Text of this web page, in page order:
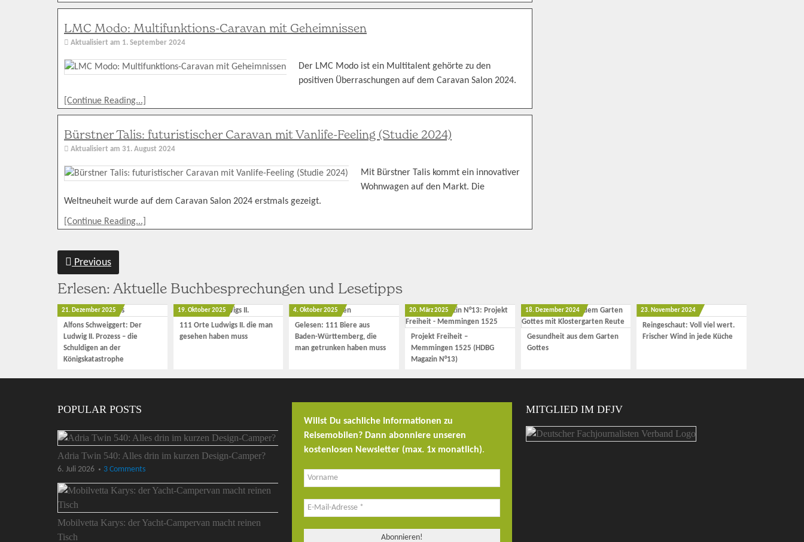
LMC Modo: Multifunktions-Caravan mit Geheimnissen
Aktualisiert am 1. September 2024
Der LMC Modo ist ein Multitalent gehörte zu den
positiven Überraschungen auf dem Caravan Salon 2024.
[Continue Reading...]
Bürstner Talis: futuristischer Caravan mit Vanlife-Feeling (Studie 2024)
Aktualisiert am 31. August 2024
Mit Bürstner Talis kommt ein innovativer
Wohnwagen auf den Markt. Die
Weltneuheit wurde auf dem Caravan Salon 2024 erstmals gezeigt.
[Continue Reading...]
Previous
Erlesen: Aktuelle Buchbesprechungen und Lesetipps
21. Dezember 2025
Alfons Schweiggert: Der
Ludwig II. Prozess – die
Schuldigen an der
Königskatastrophe
19. Oktober 2025
111 Orte Ludwigs II. die man
gesehen haben muss
4. Oktober 2025
Gelesen: 111 Biere aus
Baden-Württemberg, die
man getrunken haben muss
20. März 2025
Projekt Freiheit –
Memmingen 1525 (HDBG
Magazin N°13)
18. Dezember 2024
Gesundheit aus dem Garten
Gottes
23. November 2024
Reingeschaut: Voll viel wert.
Frischer Wind in jede Küche
POPULAR POSTS
Adria Twin 540: Alles drin im kurzen Design-Camper?
6. Juli 2026 3 Comments
Mobilvetta Karys: der Yacht-Campervan macht reinen
Tisch
Willst Du sachliche Informationen zu
Reisemobilen? Dann abonniere unseren
kostenlosen Newsletter (max. 1x monatlich).
MITGLIED IM DFJV